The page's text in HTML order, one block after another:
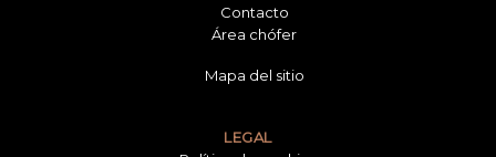
Contacto
Área chófer
Mapa del sitio
LEGAL